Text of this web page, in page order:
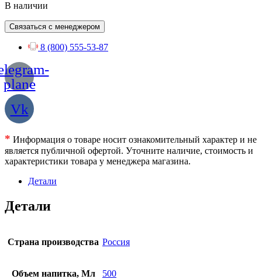
В наличии
Связаться с менеджером
8 (800) 555-53-87
plane
Vk
* Информация о товаре носит ознакомительный характер и не
является публичной офертой. Уточните наличие, стоимость и
характеристики товара у менеджера магазина.
Детали
Детали
Страна производства Россия
Объем напитка, Мл 500